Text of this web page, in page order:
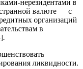
нерезидентами в
валюте — с
организаций
в
ликвидности.